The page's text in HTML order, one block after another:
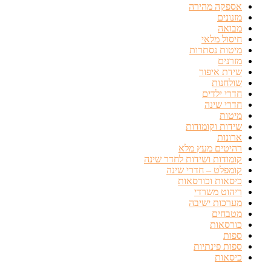
אספקה מהירה
מזנונים
מבואה
חיסול מלאי
מיטות נסתרות
מזרנים
שידת איפור
שולחנות
חדרי ילדים
חדרי שינה
מיטות
שידות וקומודות
ארונות
רהיטים מעץ מלא
קומודות ושידות לחדר שינה
קומפלט – חדרי שינה
כיסאות וכורסאות
ריהוט משרדי
מערכות ישיבה
מטבחים
כורסאות
ספות
ספות פינתיות
כיסאות